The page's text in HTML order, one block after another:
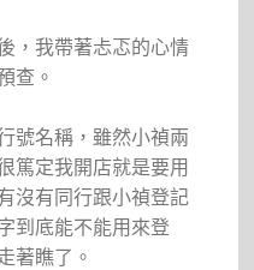
，我帶著忐忑的心情
查。
號名稱，雖然小禎兩
篤定我開店就是要用
沒有同行跟小禎登記
到底能不能用來登
著瞧了。